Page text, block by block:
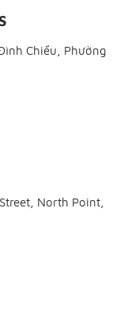
Chiểu, Phường
North Point,